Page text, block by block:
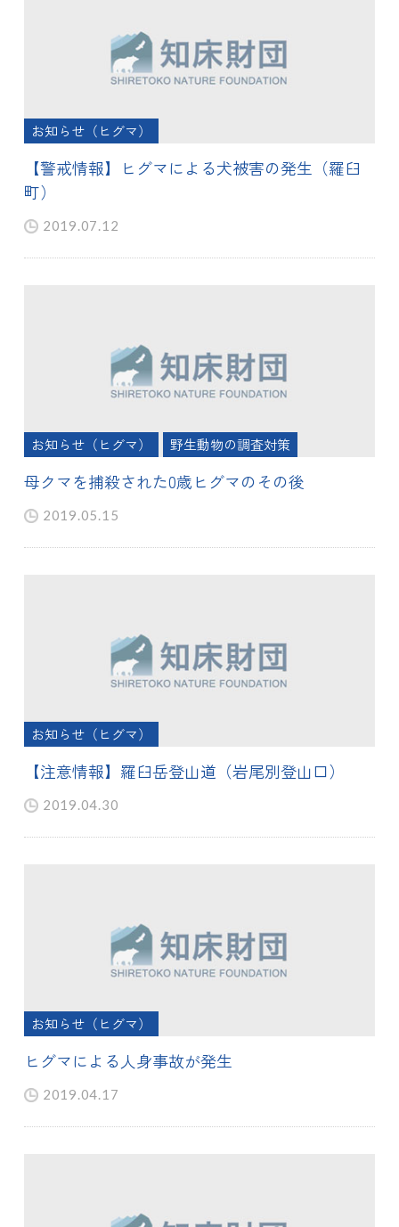
お知らせ（ヒグマ）
【警戒情報】ヒグマによる犬被害の発生（羅臼
町）
2019.07.12
お知らせ（ヒグマ） 野生動物の調査対策
母クマを捕殺された0歳ヒグマのその後
2019.05.15
お知らせ（ヒグマ）
【注意情報】羅臼岳登山道（岩尾別登山口）
2019.04.30
お知らせ（ヒグマ）
ヒグマによる人身事故が発生
2019.04.17